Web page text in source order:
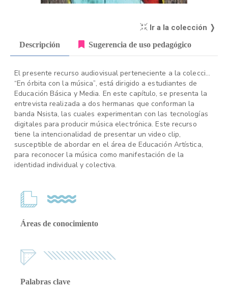
Ir a la colección ❭
Descripción Sugerencia de uso pedagógico
El presente recurso audiovisual perteneciente a la colección
“En órbita con la música”, está dirigido a estudiantes de
Educación Básica y Media. En este capítulo, se presenta la
entrevista realizada a dos hermanas que conforman la
banda Nsista, las cuales experimentan con las tecnologías
digitales para producir música electrónica. Este recurso
tiene la intencionalidad de presentar un video clip,
susceptible de abordar en el área de Educación Artística,
para reconocer la música como manifestación de la
identidad individual y colectiva.
Áreas de conocimiento
Palabras clave